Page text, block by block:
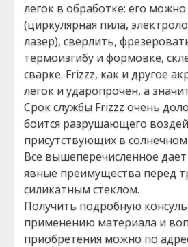
легок в обработке: его можно
(циркулярная пила,
лазер), сверлить,
термоизгибу и формовке,
сварке. Frizzz, как и другое
легок и ударопрочен, а
Срок службы Frizzz очень
боится разрушающего
присутствующих в солнечном
Все вышеперечисленное
явные преимущества перед
силикатным стеклом.
Получить подробную
применению материала и
приобретения можно по